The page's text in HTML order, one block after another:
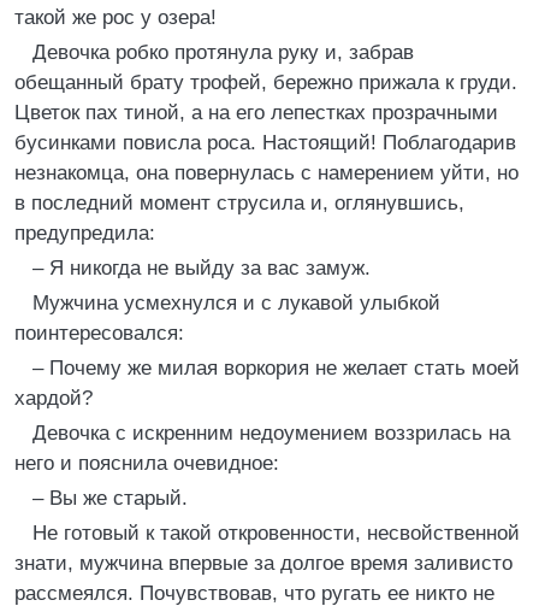
такой же рос у озера!
Девочка робко протянула руку и, забрав
обещанный брату трофей, бережно прижала к груди.
Цветок пах тиной, а на его лепестках прозрачными
бусинками повисла роса. Настоящий! Поблагодарив
незнакомца, она повернулась с намерением уйти, но
в последний момент струсила и, оглянувшись,
предупредила:
– Я никогда не выйду за вас замуж.
Мужчина усмехнулся и с лукавой улыбкой
поинтересовался:
– Почему же милая воркория не желает стать моей
хардой?
Девочка с искренним недоумением воззрилась на
него и пояснила очевидное:
– Вы же старый.
Не готовый к такой откровенности, несвойственной
знати, мужчина впервые за долгое время заливисто
рассмеялся. Почувствовав, что ругать ее никто не